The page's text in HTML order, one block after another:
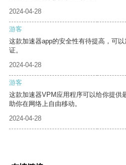
2024-04-28
游客
这款加速器app的安全性有待提高，可
证。
2024-04-28
游客
这款加速器VPM应用程序可以给你提供
助你在网络上自由移动。
2024-04-28